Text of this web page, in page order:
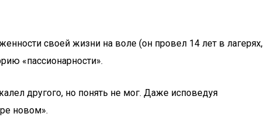
своей жизни на воле (он провел 14 лет в лагерях,
«пассионарности».
другого, но понять не мог. Даже исповедуя
новом».